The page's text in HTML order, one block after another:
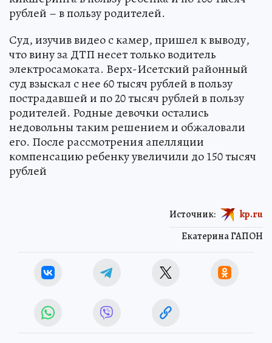
рублей – в пользу родителей.
Суд, изучив видео с камер, пришел к выводу,
что вину за ДТП несет только водитель
электросамоката. Верх-Исетский районный
суд взыскал с нее 60 тысяч рублей в пользу
пострадавшей и по 20 тысяч рублей в пользу
родителей. Родные девочки остались
недовольны таким решением и обжаловали
его. После рассмотрения апелляции
компенсацию ребенку увеличили до 150 тысяч
рублей
Екатерина ГАПОН
Источник: kp.ru